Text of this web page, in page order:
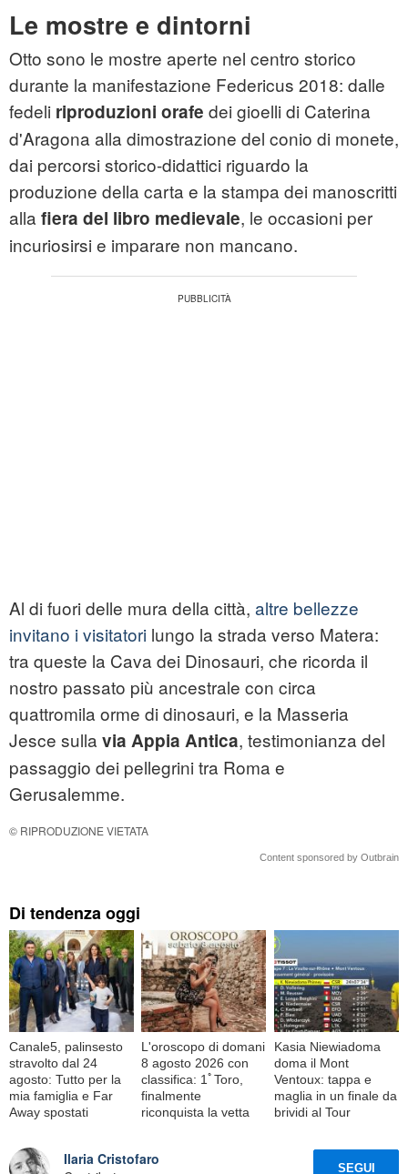
Le mostre e dintorni
Otto sono le mostre aperte nel centro storico
durante la manifestazione Federicus 2018: dalle
fedeli riproduzioni orafe dei gioelli di Caterina
d'Aragona alla dimostrazione del conio di monete,
dai percorsi storico-didattici riguardo la
produzione della carta e la stampa dei manoscritti
alla fiera del libro medievale, le occasioni per
incuriosirsi e imparare non mancano.
Al di fuori delle mura della città, altre bellezze
invitano i visitatori lungo la strada verso Matera:
tra queste la Cava dei Dinosauri, che ricorda il
nostro passato più ancestrale con circa
quattromila orme di dinosauri, e la Masseria
Jesce sulla via Appia Antica, testimonianza del
passaggio dei pellegrini tra Roma e
Gerusalemme.
© RIPRODUZIONE VIETATA
Content sponsored by Outbrain
Di tendenza oggi
Canale5, palinsesto
stravolto dal 24
agosto: Tutto per la
mia famiglia e Far
Away spostati
L'oroscopo di domani
8 agosto 2026 con
classifica: 1ﾟToro,
finalmente
riconquista la vetta
Kasia Niewiadoma
doma il Mont
Ventoux: tappa e
maglia in un finale da
brividi al Tour
Ilaria Cristofaro
SEGUI